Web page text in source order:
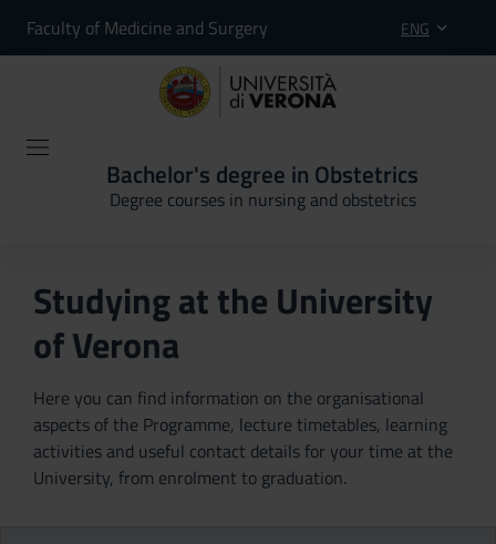
Faculty of Medicine and Surgery ENG
Bachelor's degree in Obstetrics
Degree courses in nursing and obstetrics
Studying at the University
of Verona
Here you can find information on the organisational
aspects of the Programme, lecture timetables, learning
activities and useful contact details for your time at the
University, from enrolment to graduation.